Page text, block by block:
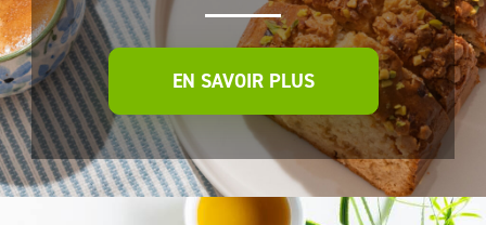
EN SAVOIR PLUS